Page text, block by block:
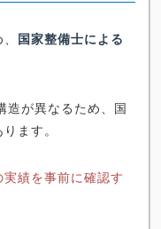
国家整備士による
造が異なるため、国
ます。
績を事前に確認す